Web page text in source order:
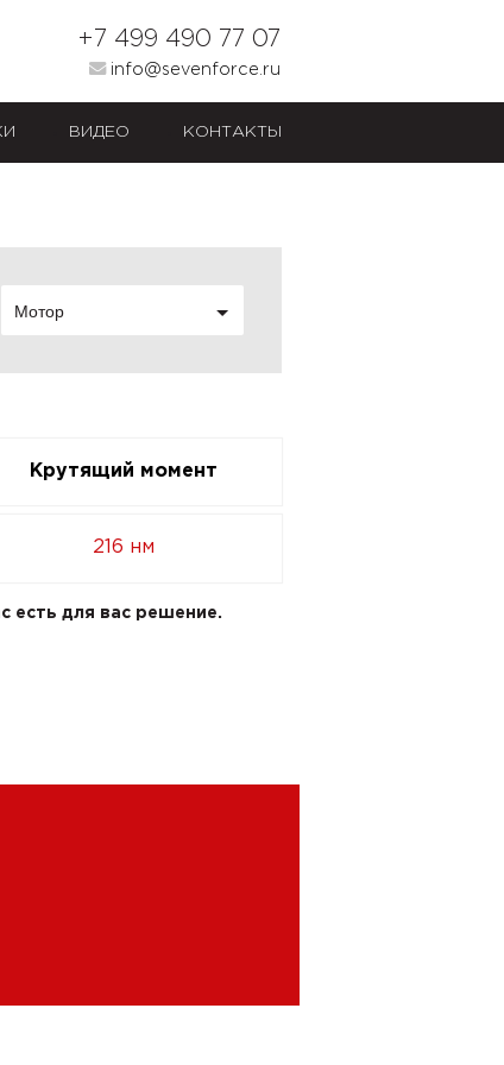
+7 499 490 77 07
info@sevenforce.ru
ВИДЕО КОНТАКТЫ
Мотор
Крутящий момент
216 нм
есть для вас решение.